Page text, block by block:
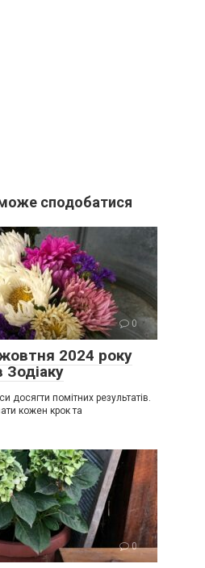
сподобатися
0
2024 року
Зодіаку
досягти помітних результатів.
кожен крок та
0